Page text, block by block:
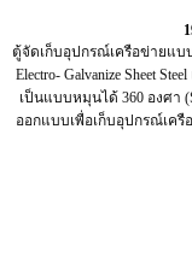
ตู้จัดเก็บอุปกรณ์เครือข่ายแบบ
Electro- Galvanize Sheet
เป็นแบบหมุนได้ 360 องศา
ออกแบบเพื่อเก็บอุปกรณ์เค